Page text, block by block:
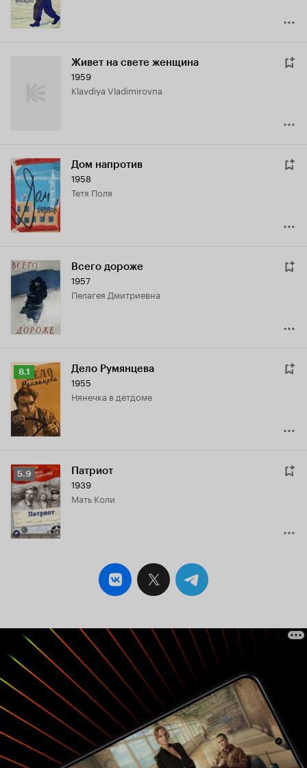
Живет на свете женщина
1959
Klavdiya Vladimirovna
Дом напротив
1958
тетя Поля
Всего дороже
1957
Пелагея Дмитриевна
Рейтинг
Кинопоиска
8.1
8.1 Дело Румянцева
1955
нянечка в детдоме
Рейтинг
Кинопоиска
5.9
5.9 Патриот
1939
мать Коли